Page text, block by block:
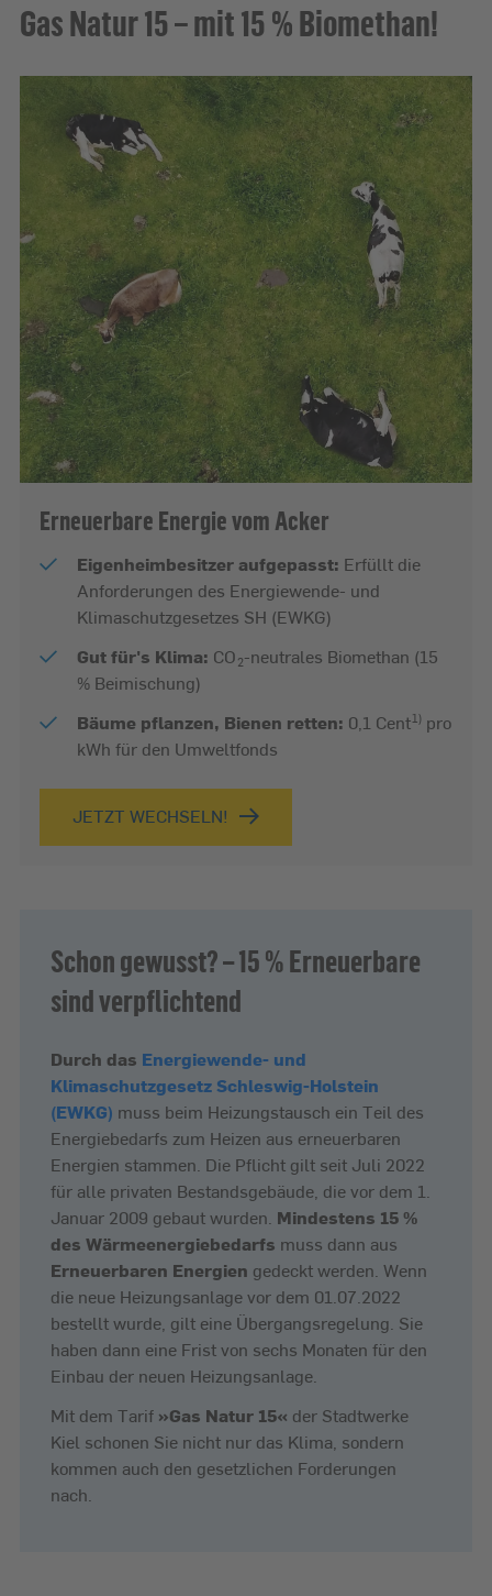
Gas Natur 15 – mit 15 % Biomethan!
Erneuerbare Energie vom Acker
Eigenheimbesitzer aufgepasst: Erfüllt die
Anforderungen des Energiewende- und
Klimaschutzgesetzes SH (EWKG)
Gut für's Klima: CO 2-neutrales Biomethan (15
% Beimischung)
Bäume pflanzen, Bienen retten: 0,1 Cent1) pro
kWh für den Umweltfonds
JETZT WECHSELN!
Schon gewusst? – 15 % Erneuerbare
sind verpflichtend
Durch das Energiewende- und
Klimaschutzgesetz Schleswig-Holstein
(EWKG) muss beim Heizungstausch ein Teil des
Energiebedarfs zum Heizen aus erneuerbaren
Energien stammen. Die Pflicht gilt seit Juli 2022
für alle privaten Bestandsgebäude, die vor dem 1.
Januar 2009 gebaut wurden. Mindestens 15 %
des Wärmeenergiebedarfs muss dann aus
Erneuerbaren Energien gedeckt werden. Wenn
die neue Heizungsanlage vor dem 01.07.2022
bestellt wurde, gilt eine Übergangsregelung. Sie
haben dann eine Frist von sechs Monaten für den
Einbau der neuen Heizungsanlage.
Mit dem Tarif »Gas Natur 15« der Stadtwerke
Kiel schonen Sie nicht nur das Klima, sondern
kommen auch den gesetzlichen Forderungen
nach.